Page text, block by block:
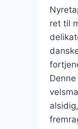
ret til